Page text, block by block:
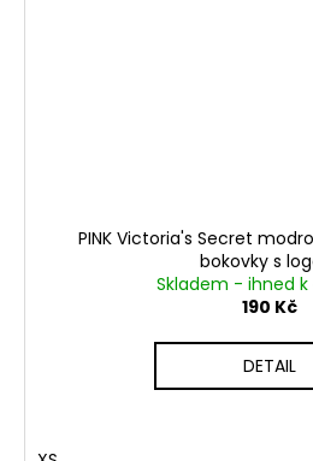
PINK Victoria's Secret
bokovky s
Skladem - ihned
190 Kč
DETAIL